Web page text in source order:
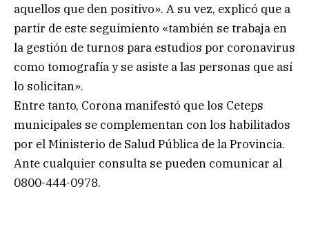
aquellos que den positivo». A su vez, explicó que a
partir de este seguimiento «también se trabaja en
la gestión de turnos para estudios por coronavirus
como tomografía y se asiste a las personas que así
lo solicitan».
Entre tanto, Corona manifestó que los Ceteps
municipales se complementan con los habilitados
por el Ministerio de Salud Pública de la Provincia.
Ante cualquier consulta se pueden comunicar al
0800-444-0978.